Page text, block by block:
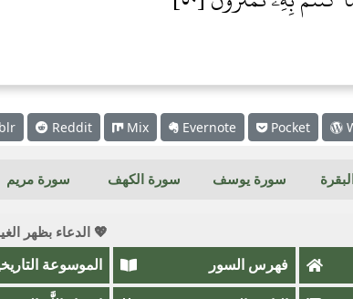
Reddit Mix Evernote Pocket
سورة يوسف سورة الكهف سورة مريم
💖 الدعاء بظهر
فهرس السور الموسوعة